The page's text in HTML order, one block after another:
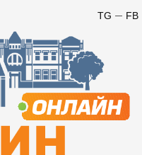
FB
TG